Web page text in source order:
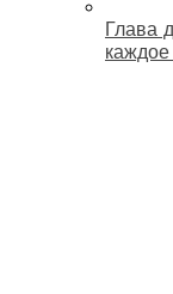
Глава